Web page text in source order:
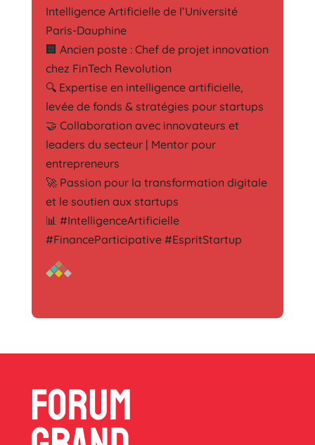
Intelligence Artificielle de l’Université
Paris-Dauphine
🏢 Ancien poste : Chef de projet innovation
chez FinTech Revolution
🔍 Expertise en intelligence artificielle,
levée de fonds & stratégies pour startups
🤝 Collaboration avec innovateurs et
leaders du secteur | Mentor pour
entrepreneurs
🚀 Passion pour la transformation digitale
et le soutien aux startups
📊 #IntelligenceArtificielle
#FinanceParticipative #EspritStartup